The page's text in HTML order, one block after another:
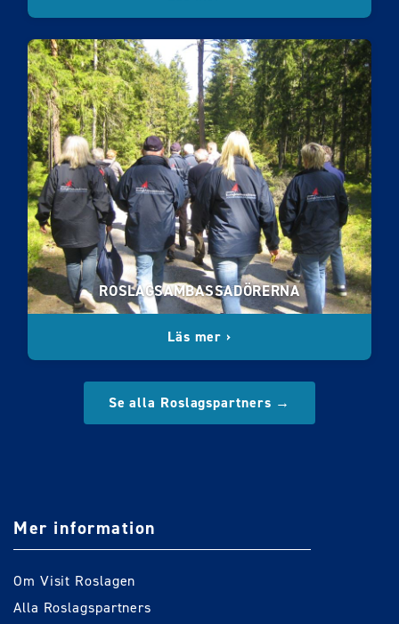
ROSLAGSAMBASSADÖRERNA
Läs mer ›
Se alla Roslagspartners →
Mer information
Om Visit Roslagen
Alla Roslagspartners